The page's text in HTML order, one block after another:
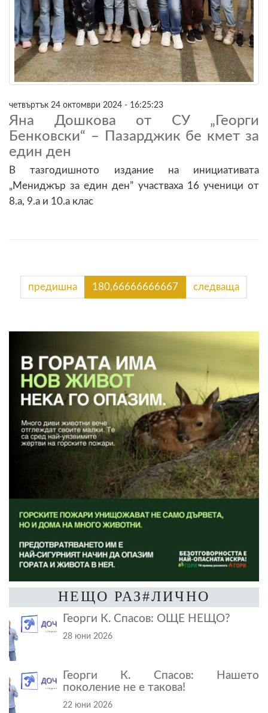
четвъртък 24 октомври 2024 - 16:25:23
Яна Дошкова от СУ „Георги
Бенковски“ – Пазарджик бе кмет за
един ден
В тазгодишното издание на инициативата
„Мениджър за един ден” участваха 16 ученици от
8.а, 9.а и 10.а клас
предишна 180,66666666667 следваща
НЕЩО РАЗ#ЛИЧНО
Георги К. Спасов: ОЩЕ НЕЩО?
28 юни 2026
Георги К. Спасов: Нашето
поколение не е такова!
22 юни 2026